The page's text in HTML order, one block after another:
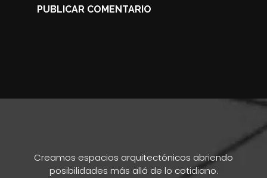
Creamos espacios arquitectónicos abriendo
posibilidades más allá de lo cotidiano.